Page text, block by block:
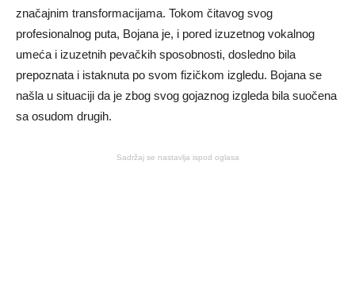
značajnim transformacijama. Tokom čitavog svog
profesionalnog puta, Bojana je, i pored izuzetnog vokalnog
umeća i izuzetnih pevačkih sposobnosti, dosledno bila
prepoznata i istaknuta po svom fizičkom izgledu. Bojana se
našla u situaciji da je zbog svog gojaznog izgleda bila suočena
sa osudom drugih.
Sadržaj se nastavlja ispod oglasa